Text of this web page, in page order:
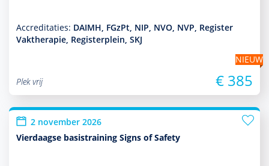
Accreditaties: DAIMH, FGzPt, NIP, NVO, NVP, Register
Vaktherapie, Registerplein, SKJ
NIEUW
Plek vrij
€ 385
2 november 2026
Vierdaagse basistraining Signs of Safety